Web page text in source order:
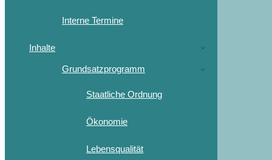
Interne Termine
Inhalte
Grundsatzprogramm
Staatliche Ordnung
Ökonomie
Lebensqualität